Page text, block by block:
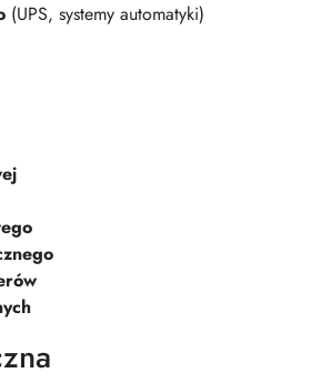
(UPS, systemy automatyki)